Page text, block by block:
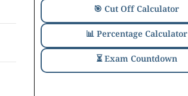
🎯 Cut Off Calculator
📊 Percentage Calculator
⏳ Exam Countdown